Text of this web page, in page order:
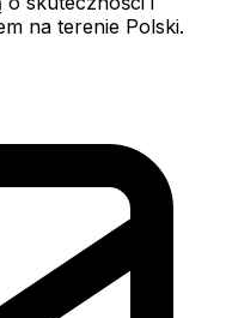
na terenie Polski.